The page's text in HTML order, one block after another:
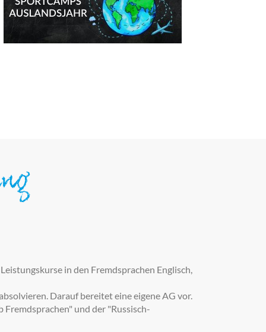
in den Fremdsprachen Englisch,
Darauf bereitet eine eigene AG vor.
und der "Russisch-